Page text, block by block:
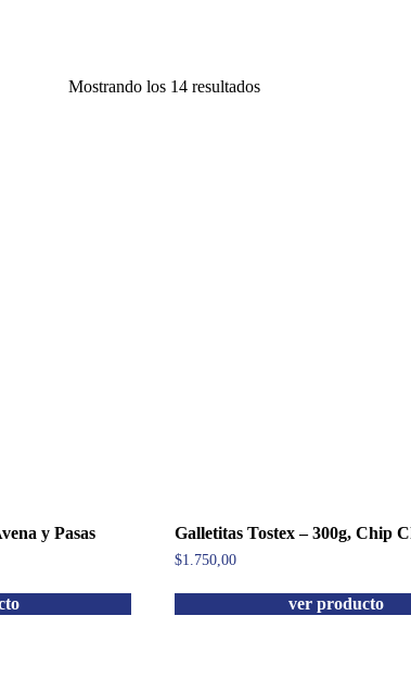
Mostrando los 14 resultados
y Pasas Galletitas Tostex – 300g, Chip
$1.750,00
ver producto